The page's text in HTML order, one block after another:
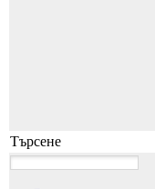
Търсене